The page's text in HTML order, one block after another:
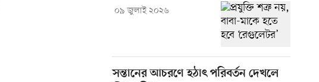
০৯ জুলাই ২০২৬
সন্তানের আচরণে হঠাৎ পরিবর্তন দেখলে